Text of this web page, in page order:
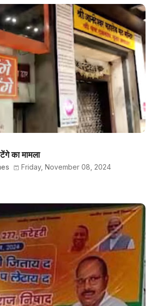
का मामला
Friday, November 08, 2024